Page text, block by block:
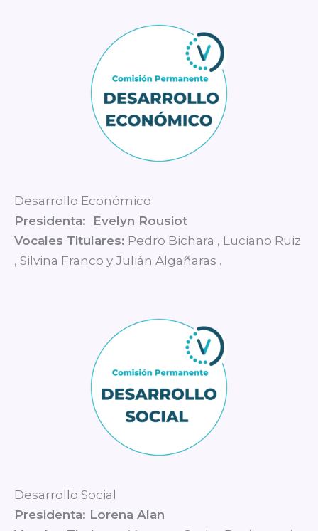
Desarrollo Económico
Presidenta: Evelyn Rousiot
Vocales Titulares: Pedro Bichara , Luciano Ruiz
, Silvina Franco y Julián Algañaras .
Desarrollo Social
Presidenta: Lorena Alan